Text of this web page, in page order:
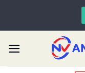
content